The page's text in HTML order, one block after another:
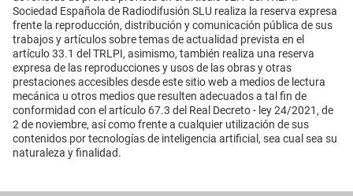
Sociedad Española de Radiodifusión SLU realiza la reserva expresa
frente la reproducción, distribución y comunicación pública de sus
trabajos y artículos sobre temas de actualidad prevista en el
artículo 33.1 del TRLPI, asimismo, también realiza una reserva
expresa de las reproducciones y usos de las obras y otras
prestaciones accesibles desde este sitio web a medios de lectura
mecánica u otros medios que resulten adecuados a tal fin de
conformidad con el artículo 67.3 del Real Decreto - ley 24/2021, de
2 de noviembre, así como frente a cualquier utilización de sus
contenidos por tecnologías de inteligencia artificial, sea cual sea su
naturaleza y finalidad.